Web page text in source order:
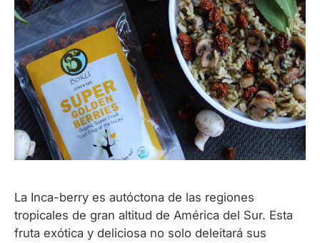
La Inca-berry es autóctona de las regiones
tropicales de gran altitud de América del Sur. Esta
fruta exótica y deliciosa no solo deleitará sus